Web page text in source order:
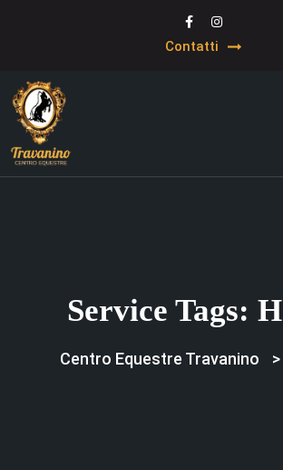
Contatti
Service Tags:
Centro Equestre Travanino >